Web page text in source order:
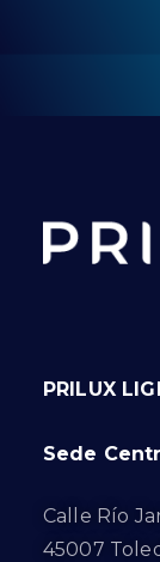
PRILUX
Sede
Calle Río
45007